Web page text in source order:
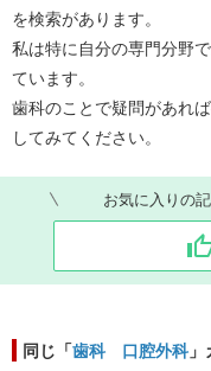
を検索があります。
私は特に自分の専門分野
ています。
歯科のことで疑問があれ
してみてください。
お気に入りの
同じ「歯科 口腔外科